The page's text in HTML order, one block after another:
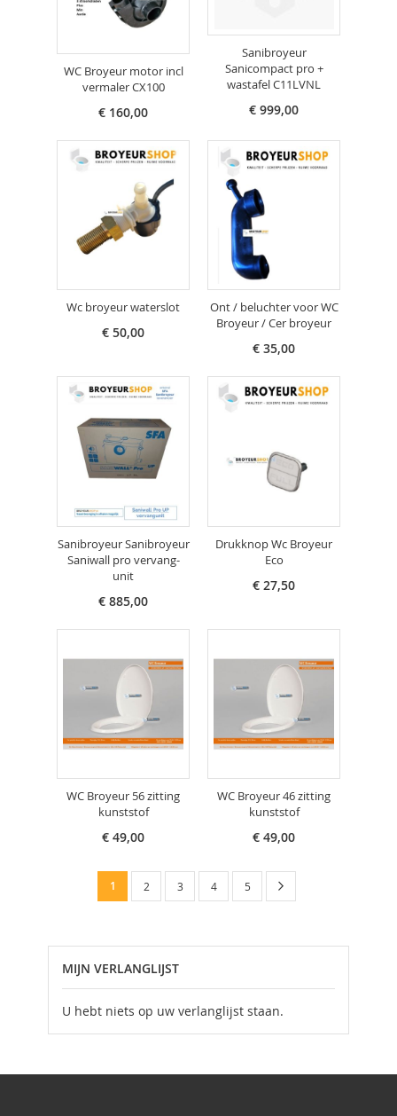
WC Broyeur motor incl
vermaler CX100
€ 160,00
Sanibroyeur
Sanicompact pro +
wastafel C11LVNL
€ 999,00
Wc broyeur waterslot
€ 50,00
Ont / beluchter voor WC
Broyeur / Cer broyeur
€ 35,00
Sanibroyeur Sanibroyeur
Saniwall pro vervang-
unit
€ 885,00
Drukknop Wc Broyeur
Eco
€ 27,50
WC Broyeur 56 zitting
kunststof
€ 49,00
WC Broyeur 46 zitting
kunststof
€ 49,00
Pagina
U
pagina
1 Pagina
2 Pagina
3 Pagina
4 Pagina
5
MIJN VERLANGLIJST
U hebt niets op uw verlanglijst staan.